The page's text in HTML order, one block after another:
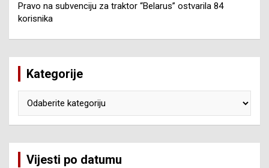
Pravo na subvenciju za traktor “Belarus” ostvarila 84
korisnika
Kategorije
Vijesti po datumu